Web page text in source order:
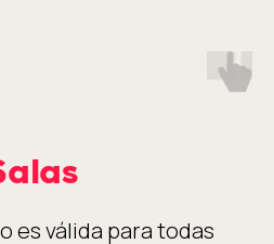
es válida para todas